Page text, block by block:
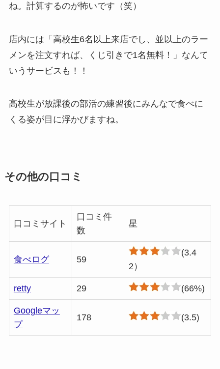
ね。計算するのが怖いです（笑）
店内には「高校生6名以上来店でし、並以上のラー
メンを注文すれば、くじ引きで1名無料！」なんて
いうサービスも！！
高校生が放課後の部活の練習後にみんなで食べに
くる姿が目に浮かびますね。
その他の口コミ
口コミサイト
口コミ件
数
星
食べログ 59
(3.4
2）
retty 29 (66%)
Googleマッ
プ
178 (3.5)